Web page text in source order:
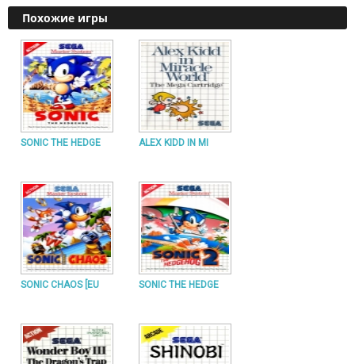
Похожие игры
SONIC THE HEDGE ALEX KIDD IN MI
SONIC CHAOS [EU SONIC THE HEDGE